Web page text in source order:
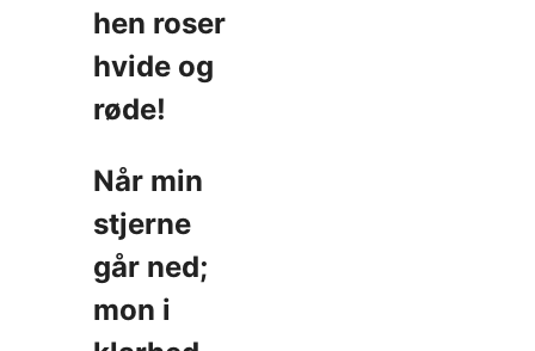
hen roser
hvide og
røde!
Når min
stjerne
går ned;
mon i